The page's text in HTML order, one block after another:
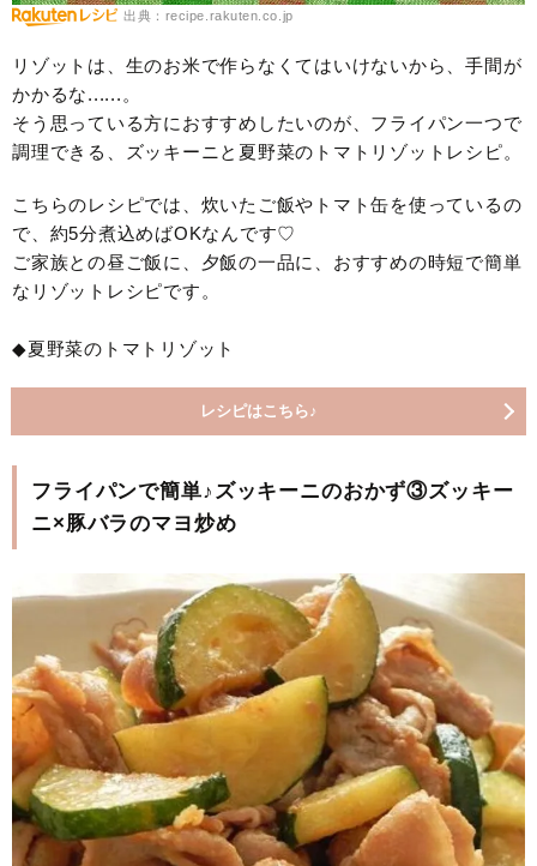
出典：recipe.rakuten.co.jp
リゾットは、生のお米で作らなくてはいけないから、手間が
かかるな......。
そう思っている方におすすめしたいのが、フライパン一つで
調理できる、ズッキーニと夏野菜のトマトリゾットレシピ。
こちらのレシピでは、炊いたご飯やトマト缶を使っているの
で、約5分煮込めばOKなんです♡
ご家族との昼ご飯に、夕飯の一品に、おすすめの時短で簡単
なリゾットレシピです。
◆夏野菜のトマトリゾット
レシピはこちら♪
フライパンで簡単♪ズッキーニのおかず③ズッキー
ニ×豚バラのマヨ炒め